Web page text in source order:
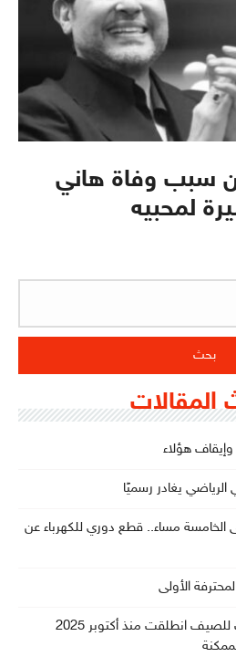
سبب وفاة هاني
لمحبيه
المقالات
هؤلاء
الرياضي يغادر رسميًا
الخامسة مساء.. قطع دوري للكهرباء عن
الأولى
مسؤولة بالستاغ: التحضيرات للصيف انطلقت منذ أكتوبر 2025